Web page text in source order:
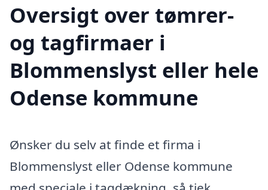
Oversigt over tømrer-
og tagfirmaer i
Blommenslyst eller hele
Odense kommune
Ønsker du selv at finde et firma i
Blommenslyst eller Odense kommune